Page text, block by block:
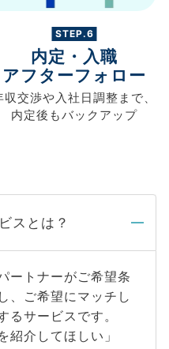
STEP.6
内定・入職
アフターフォロー
収交渉や入社日調整まで、
内定後もバックアップ
スとは？
ートナーがご希望条
、ご希望にマッチし
るサービスです。
紹介してほしい」